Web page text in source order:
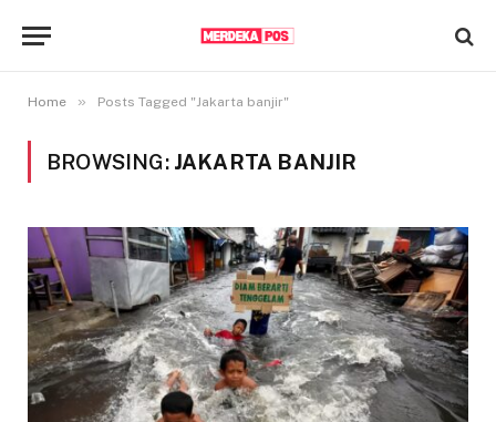
Home » Posts Tagged "Jakarta banjir"
BROWSING: JAKARTA BANJIR